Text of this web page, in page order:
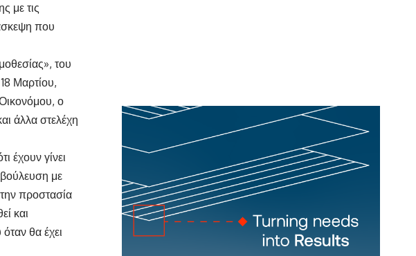
με τις
που
του
Μαρτίου,
ο
άλλα στελέχη
έχουν γίνει
με
προστασία
και
θα έχει